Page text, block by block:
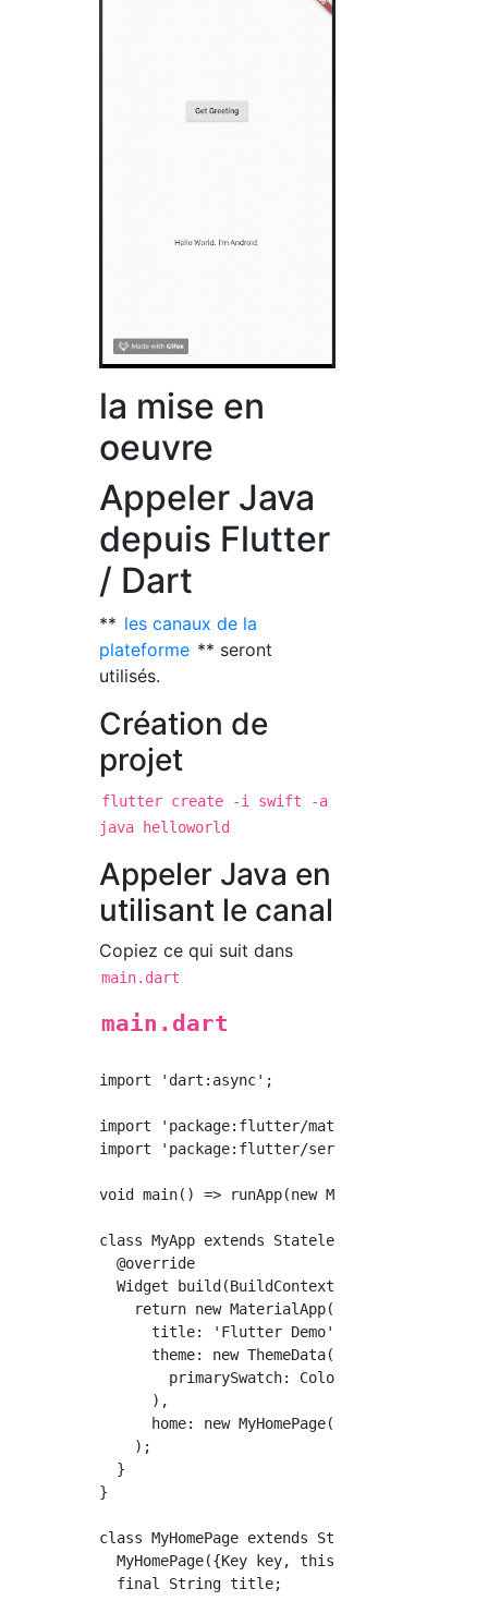
la mise en
oeuvre
Appeler Java
depuis Flutter
/ Dart
** les canaux de la
plateforme ** seront
utilisés.
Création de
projet
flutter create -i swift -a
java helloworld
Appeler Java en
utilisant le canal
Copiez ce qui suit dans
main.dart
main.dart
import 'dart:async';
import 'package:flutter/material.dart';
import 'package:flutter/services.dart';
void main() => runApp(new MyApp());
class MyApp extends StatelessWidget {
  @override
  Widget build(BuildContext context) {
    return new MaterialApp(
      title: 'Flutter Demo',
      theme: new ThemeData(
        primarySwatch: Colors.blue,
      ),
home: new MyHomePage(title: 'Flutter
    );
  }
}
class MyHomePage extends StatefulWidget {
MyHomePage({Key key, this.title}) :
  final String title;